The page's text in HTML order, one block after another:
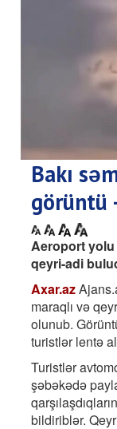
Bakı
görüntü
Aeroport
qeyri-adi
Axar.az
maraqlı və
olunub.
turistlər lentə
Turistlər
şəbəkədə
bildiriblər.